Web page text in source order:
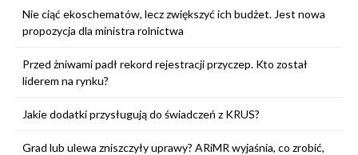
Nie ciąć ekoschematów, lecz zwiększyć ich budżet. Jest nowa
propozycja dla ministra rolnictwa
Przed żniwami padł rekord rejestracji przyczep. Kto został
liderem na rynku?
Jakie dodatki przysługują do świadczeń z KRUS?
Grad lub ulewa zniszczyły uprawy? ARiMR wyjaśnia, co zrobić,